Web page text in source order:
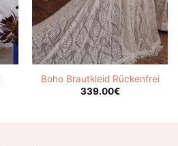
Boho Brautkleid Rückenfrei
339.00€